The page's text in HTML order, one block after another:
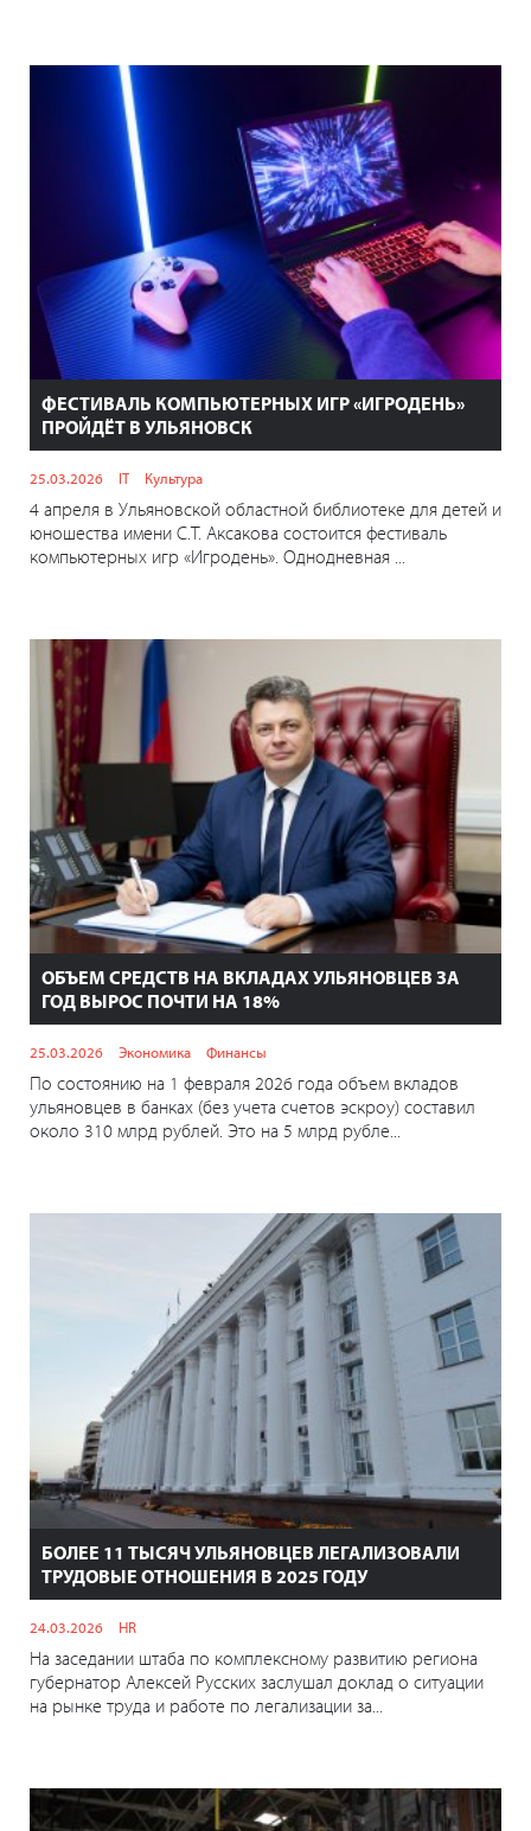
ФЕСТИВАЛЬ КОМПЬЮТЕРНЫХ ИГР «ИГРОДЕНЬ»
ПРОЙДЁТ В УЛЬЯНОВСК
25.03.2026 IT Культура
4 апреля в Ульяновской областной библиотеке для детей и
юношества имени С.Т. Аксакова состоится фестиваль
компьютерных игр «Игродень». Однодневная ...
ОБЪЕМ СРЕДСТВ НА ВКЛАДАХ УЛЬЯНОВЦЕВ ЗА
ГОД ВЫРОС ПОЧТИ НА 18%
25.03.2026 Экономика Финансы
По состоянию на 1 февраля 2026 года объем вкладов
ульяновцев в банках (без учета счетов эскроу) составил
около 310 млрд рублей. Это на 5 млрд рубле...
БОЛЕЕ 11 ТЫСЯЧ УЛЬЯНОВЦЕВ ЛЕГАЛИЗОВАЛИ
ТРУДОВЫЕ ОТНОШЕНИЯ В 2025 ГОДУ
24.03.2026 HR
На заседании штаба по комплексному развитию региона
губернатор Алексей Русских заслушал доклад о ситуации
на рынке труда и работе по легализации за...